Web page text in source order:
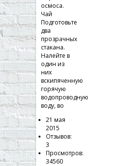
осмоса.
Чай
Подготовьте
два
прозрачных
стакана.
Налейте в
один из
них
вскипяченную
горячую
водопроводную
воду, во
21 мая
2015
Отзывов:
3
Просмотров:
34560